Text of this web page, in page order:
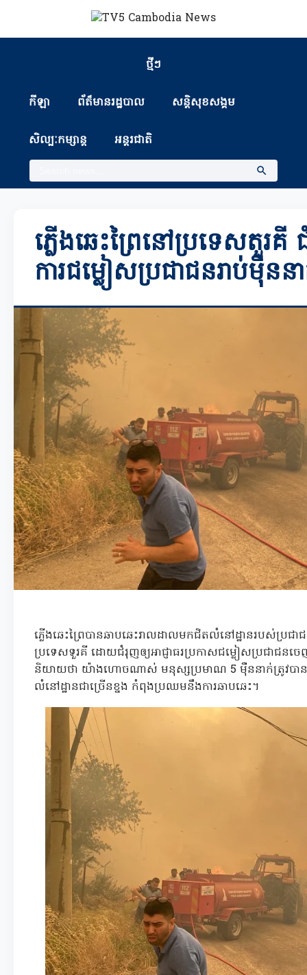
ថ្មីៗ
កីឡា ព័ត៏មានរដ្ឋបាល សន្តិសុខសង្គម
សិល្បៈកម្សាន្ត អន្តរជាតិ
ភ្លើងឆេះព្រៃនៅប្រទេសតួរគី
ការជម្លៀសប្រជាជនរាប់ម៉ឺនន
ភ្លើងឆេះព្រៃបានឆាបឆេះរាលដាលមកជិតលំនៅដ្ឋានរបស់ប្រ
ប្រទេសទួរគី ដោយជំរុញឲ្យអាជ្ញាធរប្រកាសជម្លៀសប្រជាជន
និយាយថា យ៉ាងហោចណាស់ មនុស្សប្រមាណ 5 ម៉ឺននាក់ត្រូវប
លំនៅដ្ឋានជាច្រើនខ្នង កំពុងប្រឈមនឹងការឆាបឆេះ។